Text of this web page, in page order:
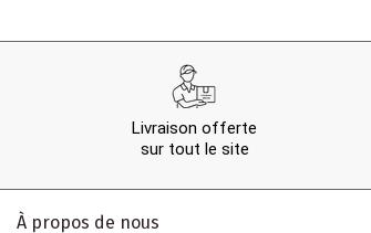
Livraison offerte
sur tout le site
À propos de nous